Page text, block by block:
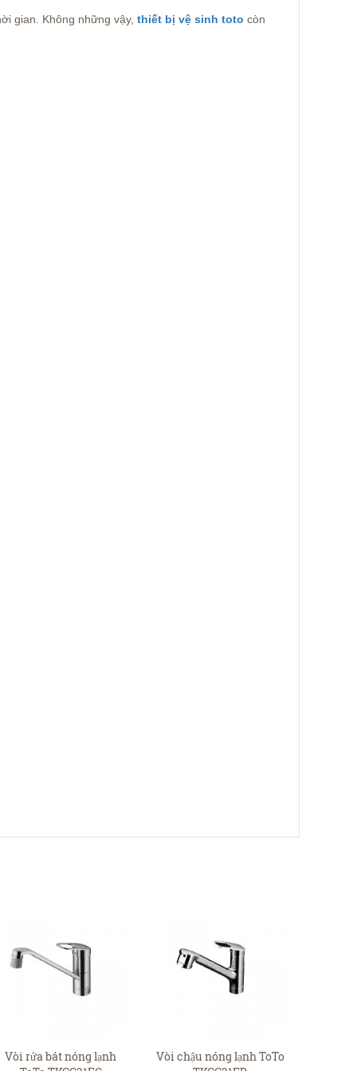
gian. Không những vậy, thiết bị vệ sinh toto còn
Vòi rửa bát nóng lạnh
Vòi chậu nóng lạnh ToTo